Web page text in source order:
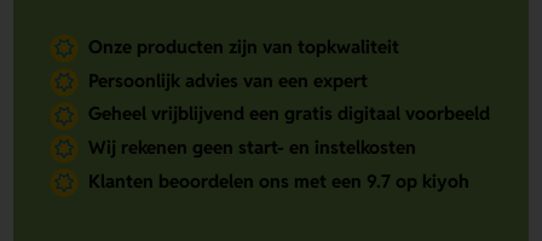
Onze producten zijn van topkwaliteit
Persoonlijk advies van een expert
Geheel vrijblijvend een gratis digitaal voorbeeld
Wij rekenen geen start- en instelkosten
Klanten beoordelen ons met een 9.7 op kiyoh